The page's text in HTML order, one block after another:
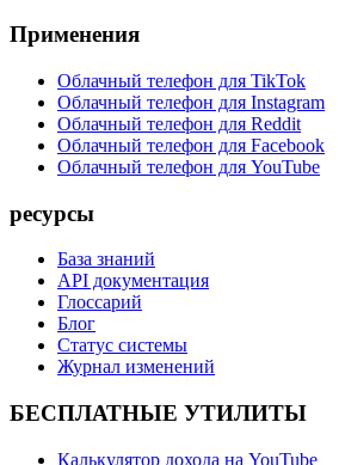
Применения
Облачный телефон для TikTok
Облачный телефон для Instagram
Облачный телефон для Reddit
Облачный телефон для Facebook
Облачный телефон для YouTube
ресурсы
База знаний
API документация
Глоссарий
Блог
Статус системы
Журнал изменений
БЕСПЛАТНЫЕ УТИЛИТЫ
Калькулятор дохода на YouTube